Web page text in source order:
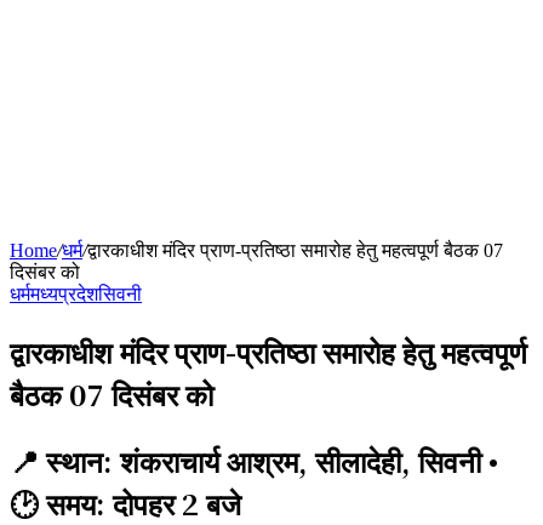
Home/धर्म/द्वारकाधीश मंदिर प्राण-प्रतिष्ठा समारोह हेतु महत्वपूर्ण बैठक 07
दिसंबर को
धर्ममध्यप्रदेशसिवनी
द्वारकाधीश मंदिर प्राण-प्रतिष्ठा समारोह हेतु महत्वपूर्ण
बैठक 07 दिसंबर को
📍 स्थान: शंकराचार्य आश्रम, सीलादेही, सिवनी •
🕑 समय: दोपहर 2 बजे